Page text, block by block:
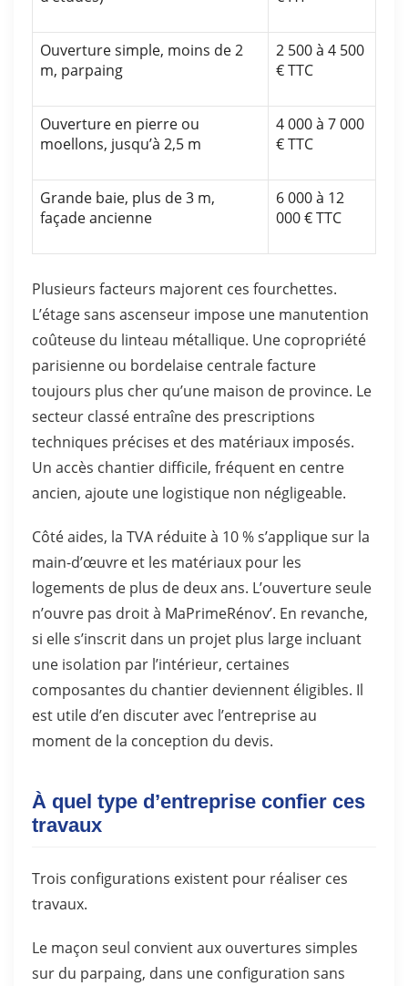
Ouverture simple, moins de 2
m, parpaing
2 500 à 4 500
€ TTC
Ouverture en pierre ou
moellons, jusqu’à 2,5 m
4 000 à 7 000
€ TTC
Grande baie, plus de 3 m,
façade ancienne
6 000 à 12
000 € TTC
Plusieurs facteurs majorent ces fourchettes.
L’étage sans ascenseur impose une manutention
coûteuse du linteau métallique. Une copropriété
parisienne ou bordelaise centrale facture
toujours plus cher qu’une maison de province. Le
secteur classé entraîne des prescriptions
techniques précises et des matériaux imposés.
Un accès chantier difficile, fréquent en centre
ancien, ajoute une logistique non négligeable.
Côté aides, la TVA réduite à 10 % s’applique sur la
main-d’œuvre et les matériaux pour les
logements de plus de deux ans. L’ouverture seule
n’ouvre pas droit à MaPrimeRénov’. En revanche,
si elle s’inscrit dans un projet plus large incluant
une isolation par l’intérieur, certaines
composantes du chantier deviennent éligibles. Il
est utile d’en discuter avec l’entreprise au
moment de la conception du devis.
À quel type d’entreprise confier ces
travaux
Trois configurations existent pour réaliser ces
travaux.
Le maçon seul convient aux ouvertures simples
sur du parpaing, dans une configuration sans